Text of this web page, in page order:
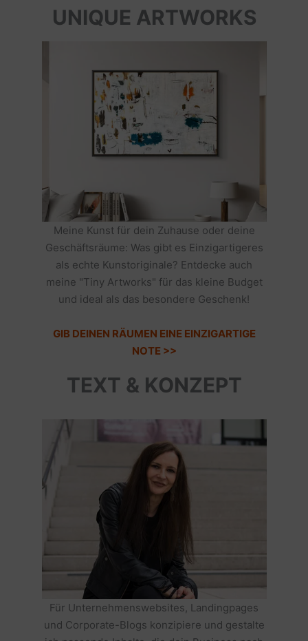
UNIQUE ARTWORKS
Meine Kunst für dein Zuhause oder deine
Geschäftsräume: Was gibt es Einzigartigeres
als echte Kunstoriginale? Entdecke auch
meine "Tiny Artworks" für das kleine Budget
und ideal als das besondere Geschenk!
GIB DEINEN RÄUMEN EINE EINZIGARTIGE
NOTE >>
TEXT & KONZEPT
Für Unternehmenswebsites, Landingpages
und Corporate-Blogs konzipiere und gestalte